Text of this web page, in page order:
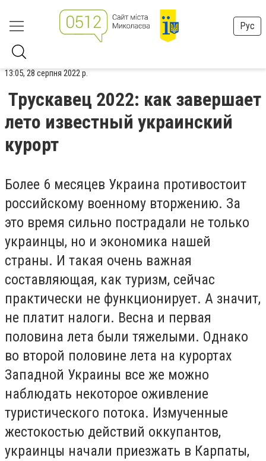
Рус
13:05, 28 серпня 2022 р.
Трускавец 2022: как завершает
лето известный украинский
курорт
Более 6 месяцев Украина противостоит
российскому военному вторжению. За
это время сильно пострадали не только
украинцы, но и экономика нашей
страны. И такая очень важная
составляющая, как туризм, сейчас
практически не функционирует. А значит,
не платит налоги. Весна и первая
половина лета были тяжелыми. Однако
во второй половине лета на курортах
Западной Украины все же можно
наблюдать некоторое оживление
туристического потока. Измученные
жестокостью действий оккупантов,
украинцы начали приезжать в Карпаты,